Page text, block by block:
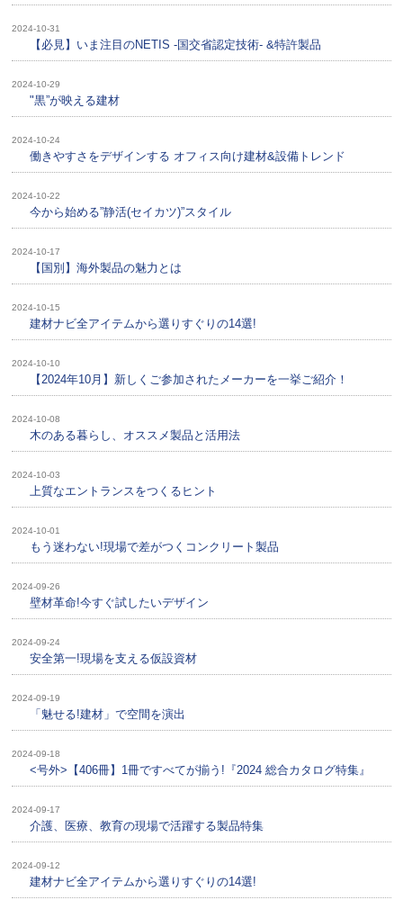
2024-10-31
【必見】いま注目のNETIS -国交省認定技術- &特許製品
2024-10-29
"黒”が映える建材
2024-10-24
働きやすさをデザインする オフィス向け建材&設備トレンド
2024-10-22
今から始める”静活(セイカツ)”スタイル
2024-10-17
【国別】海外製品の魅力とは
2024-10-15
建材ナビ全アイテムから選りすぐりの14選!
2024-10-10
【2024年10月】新しくご参加されたメーカーを一挙ご紹介！
2024-10-08
木のある暮らし、オススメ製品と活用法
2024-10-03
上質なエントランスをつくるヒント
2024-10-01
もう迷わない!現場で差がつくコンクリート製品
2024-09-26
壁材革命!今すぐ試したいデザイン
2024-09-24
安全第一!現場を支える仮設資材
2024-09-19
「魅せる!建材」で空間を演出
2024-09-18
<号外>【406冊】1冊ですべてが揃う!『2024 総合カタログ特集』
2024-09-17
介護、医療、教育の現場で活躍する製品特集
2024-09-12
建材ナビ全アイテムから選りすぐりの14選!